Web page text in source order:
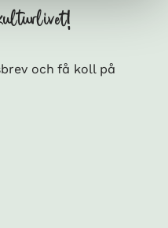
och få koll på